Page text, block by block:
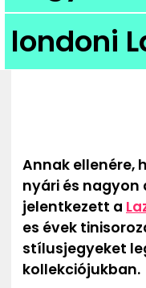
londoni
Annak ellenére,
nyári és
jelentkezett a
es évek
stílusjegyeket
kollekciójukban.